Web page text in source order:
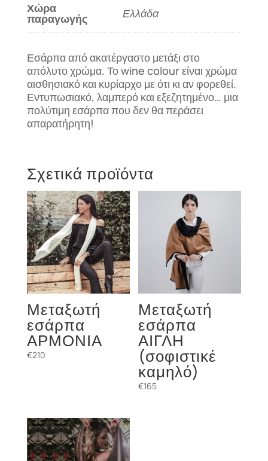
Χώρα
παραγωγής Ελλάδα
Εσάρπα από ακατέργαστο μετάξι στο
απόλυτο χρώμα. Το wine colour είναι χρώμα
αισθησιακό και κυρίαρχο με ότι κι αν φορεθεί.
Εντυπωσιακό, λαμπερό και εξεζητημένο… μια
πολύτιμη εσάρπα που δεν θα περάσει
απαρατήρητη!
Σχετικά προϊόντα
Μεταξωτή
εσάρπα
ΑΡΜΟΝΙΑ
€210
Μεταξωτή
εσάρπα
ΑΙΓΛΗ
(σοφιστικέ
καμηλό)
€165